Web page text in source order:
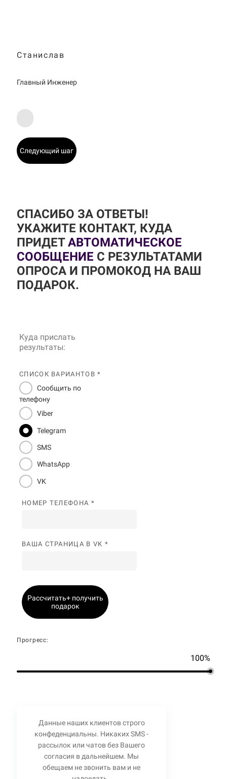
Станислав
Главный Инженер
Следующий шаг
СПАСИБО ЗА ОТВЕТЫ!
УКАЖИТЕ КОНТАКТ, КУДА
ПРИДЕТАВТОМАТИЧЕСКОЕ
СООБЩЕНИЕ С РЕЗУЛЬТАТАМИ
ОПРОСА И ПРОМОКОД НА ВАШ
ПОДАРОК.
Куда прислать
результаты:
СПИСОК ВАРИАНТОВ *
Сообщить по
телефону
Viber
Telegram
SMS
WhatsApp
VK
НОМЕР ТЕЛЕФОНА *
ВАША СТРАНИЦА В VK *
Рассчитать+ получить
подарок
Прогресс:
100%
Данные наших клиентов строго
конфеденциальны. Никаких SMS -
рассылок или чатов без Вашего
согласия в дальнейшем. Мы
обещаем не звонить вам и не